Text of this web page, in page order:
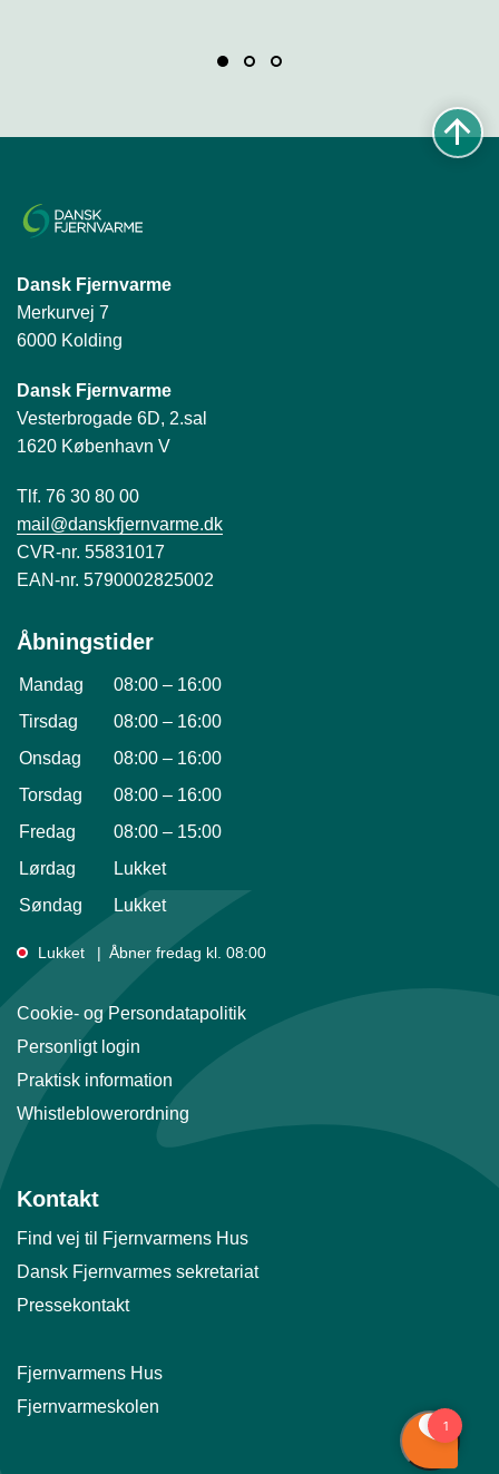
Dansk Fjernvarme
Merkurvej 7
6000 Kolding
Dansk Fjernvarme
Vesterbrogade 6D, 2.sal
1620 København V
Tlf. 76 30 80 00
mail@danskfjernvarme.dk
CVR-nr. 55831017
EAN-nr. 5790002825002
Åbningstider
Mandag 08:00 – 16:00
Tirsdag
08:00 – 16:00
Onsdag
08:00 – 16:00
Torsdag
08:00 – 16:00
Fredag
08:00 – 15:00
Lørdag
Lukket
Søndag
Lukket
Lukket Åbner fredag kl. 08:00
Cookie- og Persondatapolitik
Personligt login
Praktisk information
Whistleblowerordning
Kontakt
Find vej til Fjernvarmens Hus
Dansk Fjernvarmes sekretariat
Pressekontakt
Fjernvarmens Hus
Fjernvarmeskolen